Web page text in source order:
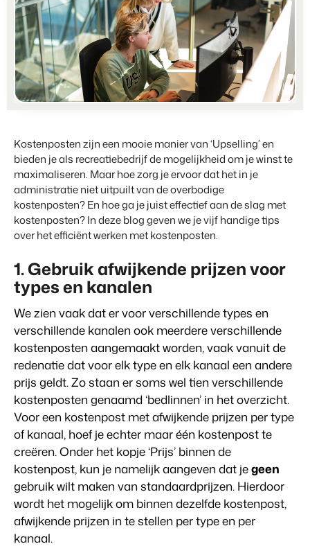
App Store
Integreer jouw favoriete apps en tools.
Business Intelligence
Maak betere keuzes op basis van data.
Website Integratie
Heb je al een website? Integratie is mogelijk.
Overstappen naar BEX
Klaar om te groeien?
BEX CMS
Verhuurwebsite
Breng je merk tot leven met onze websitebouwer.
Vastgoedwebsite
Genereer leads voor jouw verkoopobjecten.
BEX Linguist
Begroet gasten in hun eigen taal.
Marketing
Online Marketing
De krachtige combinatie van branding en performance marketing
Recreatief Vastgoedmarketing
Jouw project uitverkocht in een mum van tijd.
Resorts
Ski-, spa-, duik- en golfresorts.
Campings
Kampeerplaatsen, glamping tenten en caravans.
Verhuurorganisaties
Exclusieve verhuur en resellers.
Projectontwikkelaars
Vastgoed en nieuwbouwprojecten.
Vakantieboerderijen, appartementen en boetiekhotels
Dankzij Booking Experts
focussen op gastvrijheid!
Gijs Meerdink
welcome.in
BEX Educate | NextGen
Kennis en groei voor de recreatie-expert van de toekomst.
Blog
Lees over trends in de sector en krijg tips.
Ervaringen
Kom in contact
Customer Success
Krijg antwoord op jouw vragen.
Developers
Overstappen naar BEX
Klaar om te groeien?
Partners
Samen transformeren wij de recreatiebranche.
Onboarding
Samen van start. Vandaag nog.
Events
Van thema trainingen tot kennisevents.
Trust Center
Vertrouwen bij Booking Experts
Over ons
BEX Overzicht
Voor vakantieparken
Voor campings
Overstappen naar BEX
Login
Prijzen
NL
Marketing
Tips en werkwijzen
Partnerships
Samen sterker
BLOG
4 Redenen waarom jij moet
overstappen op facturatie bij
vertrek.
Lees meer
Kostenposten zijn een mooie manier van ‘Upselling’ en
bieden je als recreatiebedrijf de mogelijkheid om je winst te
maximaliseren. Maar hoe zorg je ervoor dat het in je
administratie niet uitpuilt van de overbodige
kostenposten? En hoe ga je juist effectief aan de slag met
kostenposten? In deze blog geven we je vijf handige tips
over het efficiënt werken met kostenposten.
1. Gebruik afwijkende prijzen voor
types en kanalen
We zien vaak dat er voor verschillende types en
verschillende kanalen ook meerdere verschillende
kostenposten aangemaakt worden, vaak vanuit de
redenatie dat voor elk type en elk kanaal een andere
prijs geldt. Zo staan er soms wel tien verschillende
kostenposten genaamd ‘bedlinnen’ in het overzicht.
Voor een kostenpost met afwijkende prijzen per type
of kanaal, hoef je echter maar één kostenpost te
creëren. Onder het kopje ‘Prijs’ binnen de
kostenpost, kun je namelijk aangeven dat jegeen
gebruik wilt maken van standaardprijzen. Hierdoor
wordt het mogelijk om binnen dezelfde kostenpost,
afwijkende prijzen in te stellen per type en per
kanaal.